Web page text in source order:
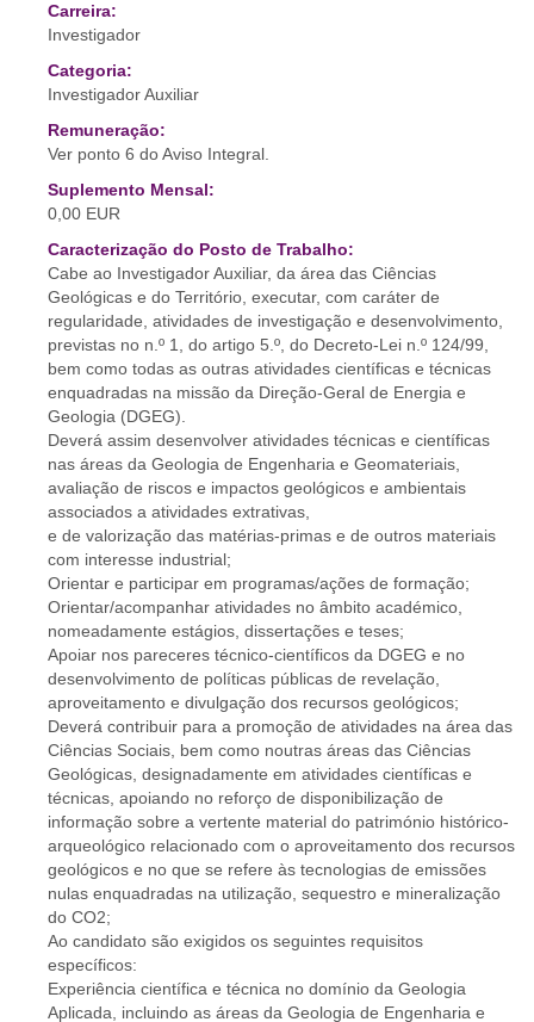
Carreira:
Investigador
Categoria:
Investigador Auxiliar
Remuneração:
Ver ponto 6 do Aviso Integral.
Suplemento Mensal:
0,00 EUR
Caracterização do Posto de Trabalho:
Cabe ao Investigador Auxiliar, da área das Ciências
Geológicas e do Território, executar, com caráter de
regularidade, atividades de investigação e desenvolvimento,
previstas no n.º 1, do artigo 5.º, do Decreto-Lei n.º 124/99,
bem como todas as outras atividades científicas e técnicas
enquadradas na missão da Direção-Geral de Energia e
Geologia (DGEG).
Deverá assim desenvolver atividades técnicas e científicas
nas áreas da Geologia de Engenharia e Geomateriais,
avaliação de riscos e impactos geológicos e ambientais
associados a atividades extrativas,
e de valorização das matérias-primas e de outros materiais
com interesse industrial;
Orientar e participar em programas/ações de formação;
Orientar/acompanhar atividades no âmbito académico,
nomeadamente estágios, dissertações e teses;
Apoiar nos pareceres técnico-científicos da DGEG e no
desenvolvimento de políticas públicas de revelação,
aproveitamento e divulgação dos recursos geológicos;
Deverá contribuir para a promoção de atividades na área das
Ciências Sociais, bem como noutras áreas das Ciências
Geológicas, designadamente em atividades científicas e
técnicas, apoiando no reforço de disponibilização de
informação sobre a vertente material do património histórico-
arqueológico relacionado com o aproveitamento dos recursos
geológicos e no que se refere às tecnologias de emissões
nulas enquadradas na utilização, sequestro e mineralização
do CO2;
Ao candidato são exigidos os seguintes requisitos
específicos:
Experiência científica e técnica no domínio da Geologia
Aplicada, incluindo as áreas da Geologia de Engenharia e